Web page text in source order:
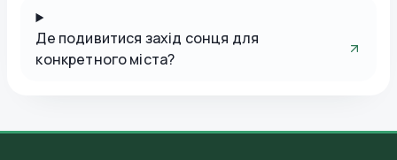
Де подивитися захід сонця для
конкретного міста?